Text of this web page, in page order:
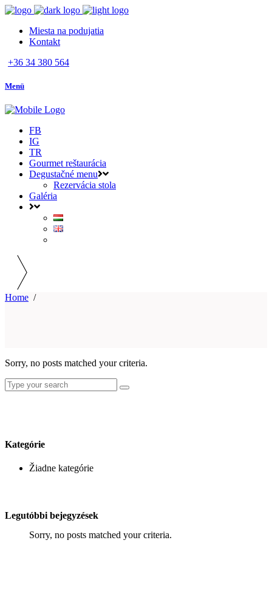
Miesta na podujatia
Kontakt
+36 34 380 564
Menü
FB
IG
TR
Gourmet reštaurácia
Degustačné menu
Rezervácia stola
Galéria
Home /
Sorry, no posts matched your criteria.
Search
for:
Kategórie
Žiadne kategórie
Legutóbbi bejegyzések
Sorry, no posts matched your criteria.